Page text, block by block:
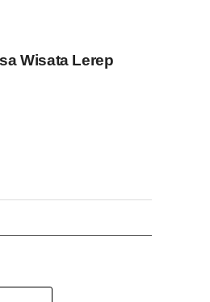
Wisata Lerep